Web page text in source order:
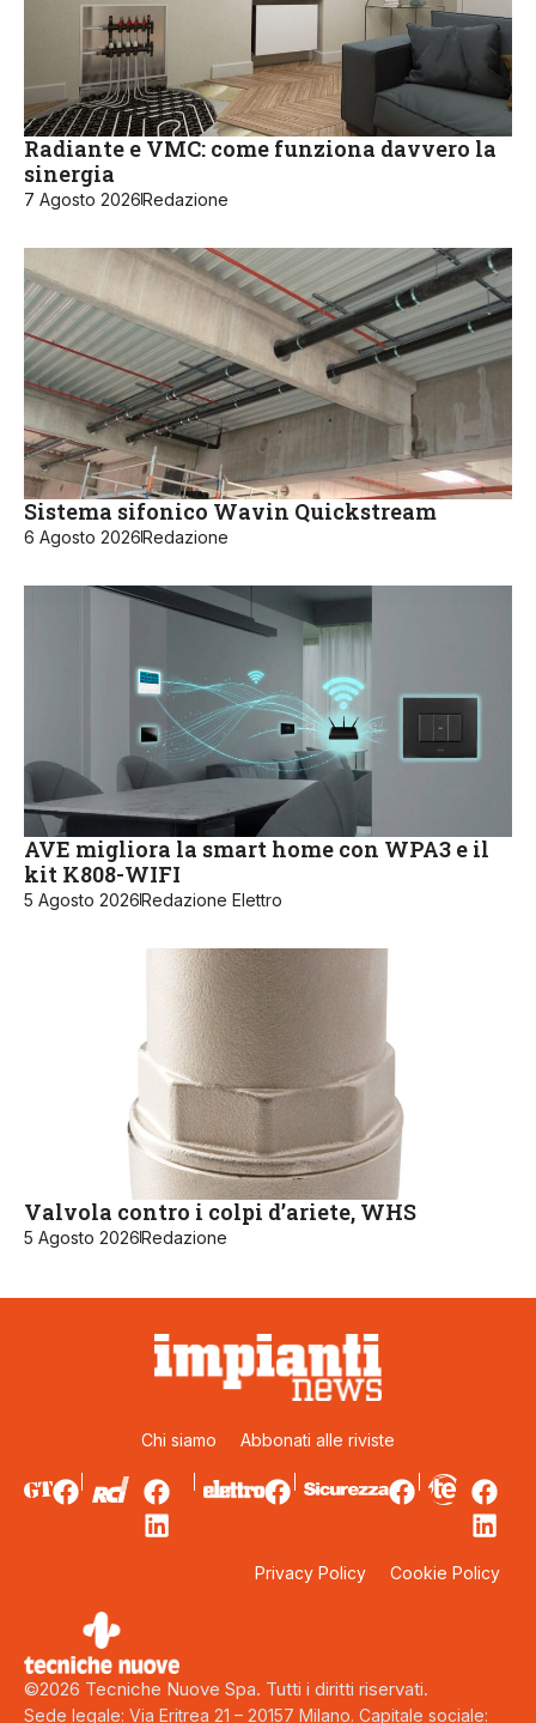
Radiante e VMC: come funziona davvero la
sinergia
7 Agosto 2026Redazione
Sistema sifonico Wavin Quickstream
6 Agosto 2026Redazione
AVE migliora la smart home con WPA3 e il
kit K808-WIFI
5 Agosto 2026Redazione Elettro
Valvola contro i colpi d’ariete, WHS
5 Agosto 2026Redazione
Chi siamo Abbonati alle riviste
Privacy Policy Cookie Policy
©2026 Tecniche Nuove Spa. Tutti i diritti riservati.
Sede legale: Via Eritrea 21 – 20157 Milano. Capitale sociale: